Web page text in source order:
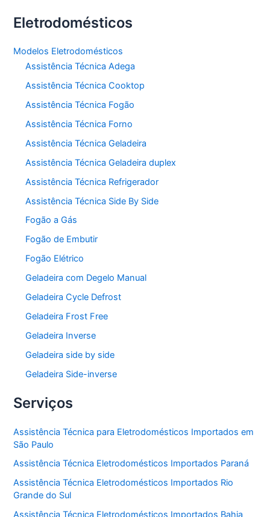
Eletrodomésticos
Modelos Eletrodomésticos
Assistência Técnica Adega
Assistência Técnica Cooktop
Assistência Técnica Fogão
Assistência Técnica Forno
Assistência Técnica Geladeira
Assistência Técnica Geladeira duplex
Assistência Técnica Refrigerador
Assistência Técnica Side By Side
Fogão a Gás
Fogão de Embutir
Fogão Elétrico
Geladeira com Degelo Manual
Geladeira Cycle Defrost
Geladeira Frost Free
Geladeira Inverse
Geladeira side by side
Geladeira Side-inverse
Serviços
Assistência Técnica para Eletrodomésticos Importados em
São Paulo
Assistência Técnica Eletrodomésticos Importados Paraná
Assistência Técnica Eletrodomésticos Importados Rio
Grande do Sul
Assistência Técnica Eletrodomésticos Importados Bahia